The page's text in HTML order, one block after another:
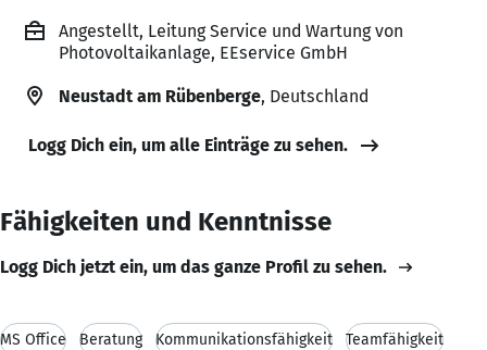
Angestellt, Leitung Service und Wartung von
Photovoltaikanlage, EEservice GmbH
Neustadt am Rübenberge, Deutschland
Logg Dich ein, um alle Einträge zu sehen.
Fähigkeiten und Kenntnisse
Logg Dich jetzt ein, um das ganze Profil zu sehen.
MS Office Beratung Kommunikationsfähigkeit Teamfähigkeit